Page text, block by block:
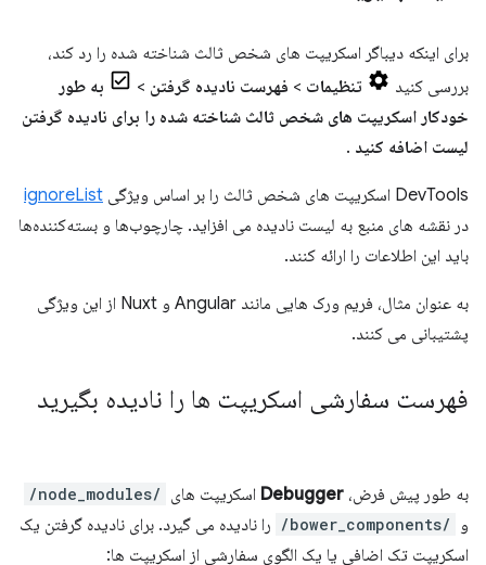
برای اینکه دیباگر اسکریپت های شخص ثالث شناخته شده را رد کند،
بررسی کنید
تنظیمات > فهرست نادیده گرفتن >
به طور
خودکار اسکریپت های شخص ثالث شناخته شده را برای نادیده گرفتن
لیست اضافه کنید .
DevTools اسکریپت های شخص ثالث را بر اساس ویژگی
ignoreList
در نقشه های منبع به لیست نادیده می افزاید. چارچوب‌ها و بسته‌کننده‌ها
باید این اطلاعات را ارائه کنند.
به عنوان مثال، فریم ورک هایی مانند Angular و Nuxt از این ویژگی
پشتیبانی می کنند.
فهرست سفارشی اسکریپت ها را نادیده بگیرید
به طور پیش فرض، Debugger اسکریپت های /node_modules/
و /bower_components/
را نادیده می گیرد. برای نادیده گرفتن یک
اسکریپت تک اضافی یا یک الگوی سفارشی از اسکریپت ها: